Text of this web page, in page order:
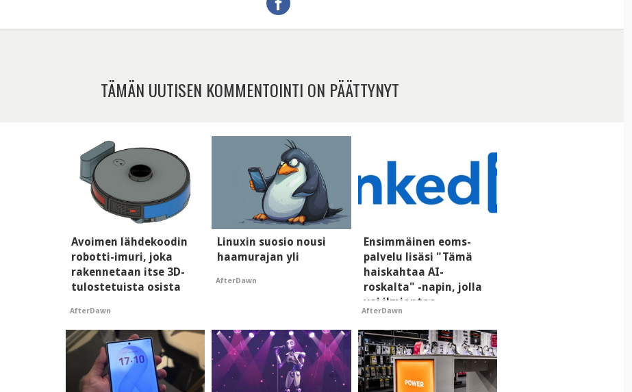
TÄMÄN UUTISEN KOMMENTOINTI ON PÄÄTTYNYT
Avoimen lähdekoodin
robotti-imuri, joka
rakennetaan itse 3D-
tulostetuista osista
AfterDawn
Linuxin suosio nousi
haamurajan yli
AfterDawn
Ensimmäinen eoms-
palvelu lisäsi "Tämä
haiskahtaa AI-
roskalta" -napin, jolla
voi ilmiantaa
tekoälytauhkan
AfterDawn